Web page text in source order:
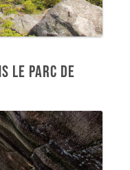
LE PARC DE